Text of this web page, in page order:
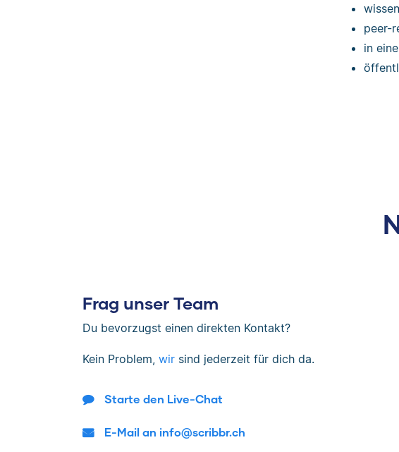
peer-
in
Frag unser Team
Du bevorzugst einen direkten Kontakt?
Kein Problem, wir sind jederzeit für dich da.
Starte den Live-Chat
E-Mail an info@scribbr.ch